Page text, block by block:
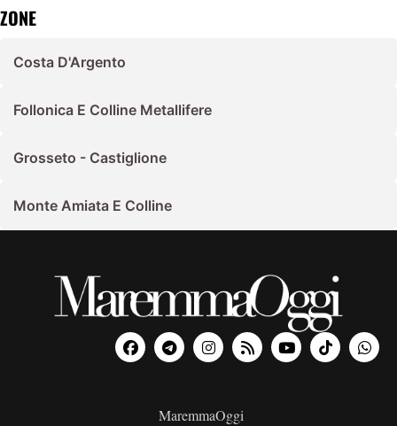
ZONE
Costa D'Argento
Follonica E Colline Metallifere
Grosseto - Castiglione
Monte Amiata E Colline
MaremmaOggi